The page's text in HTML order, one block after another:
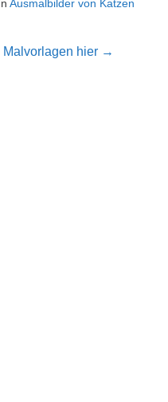
In Ausmalbilder von Katzen
Malvorlagen hier →